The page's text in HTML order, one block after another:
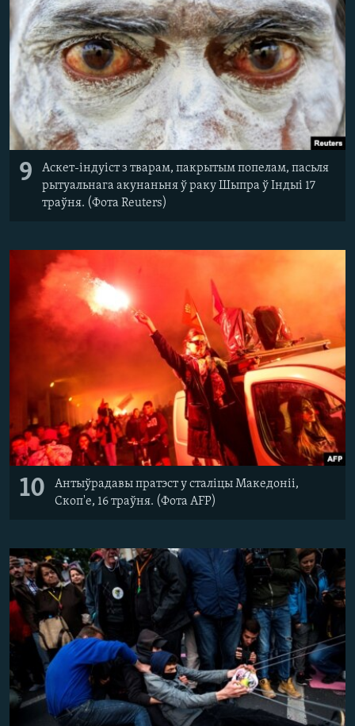
9
Аскет-індуіст з тварам, пакрытым попелам, пасьля
рытуальнага акунаньня ў раку Шыпра ў Індыі 17
траўня. (Фота Reuters)
10
Антыўрадавы пратэст у сталіцы Македоніі,
Скоп'е, 16 траўня. (Фота AFP)